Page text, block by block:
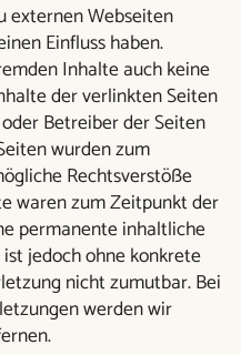
externen Webseiten
Einfluss haben.
Inhalte auch keine
der verlinkten Seiten
Betreiber der Seiten
wurden zum
Rechtsverstöße
waren zum Zeitpunkt der
permanente inhaltliche
jedoch ohne konkrete
nicht zumutbar. Bei
werden wir